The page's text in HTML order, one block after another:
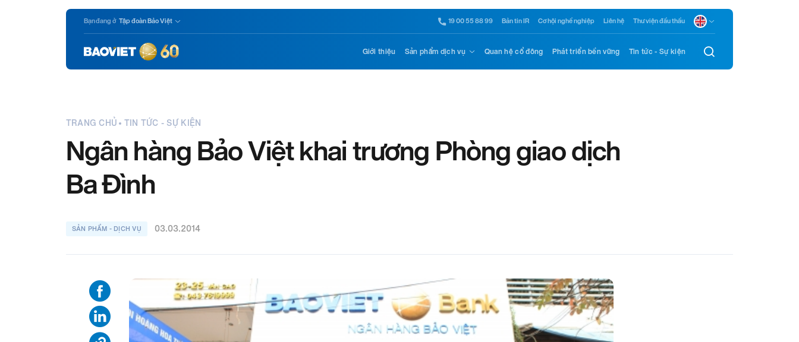
Bạn đang ở Tập đoàn Bảo Việt 19 00 55 88 99 Bản tin IR Cơ hội nghề nghiệp Liên hệ Thư viện đầu thầu
Giới thiệu Sản phẩm dịch vụ Quan hệ cổ đông Phát triển bền vững Tin tức - Sự kiện
TRANG CHỦ TIN TỨC - SỰ KIỆN
Ngân hàng Bảo Việt khai trương Phòng giao dịch
Ba Đình
SẢN PHẨM - DỊCH VỤ 03.03.2014